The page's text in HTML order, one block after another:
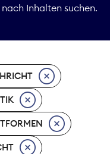
Inhalten suchen.